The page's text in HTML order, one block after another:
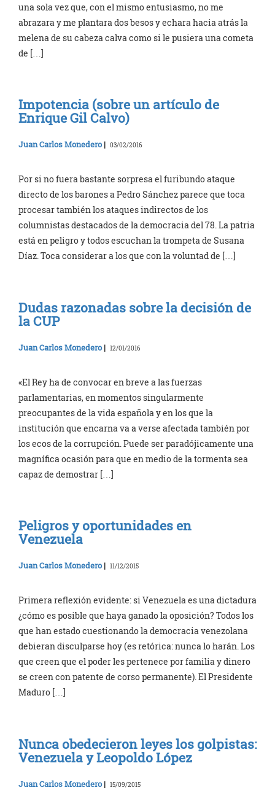
una sola vez que, con el mismo entusiasmo, no me
abrazara y me plantara dos besos y echara hacia atrás la
melena de su cabeza calva como si le pusiera una cometa
de […]
Impotencia (sobre un artículo de
Enrique Gil Calvo)
Juan Carlos Monedero| 03/02/2016
Por si no fuera bastante sorpresa el furibundo ataque
directo de los barones a Pedro Sánchez parece que toca
procesar también los ataques indirectos de los
columnistas destacados de la democracia del 78. La patria
está en peligro y todos escuchan la trompeta de Susana
Díaz. Toca considerar a los que con la voluntad de […]
Dudas razonadas sobre la decisión de
la CUP
Juan Carlos Monedero| 12/01/2016
«El Rey ha de convocar en breve a las fuerzas
parlamentarias, en momentos singularmente
preocupantes de la vida española y en los que la
institución que encarna va a verse afectada también por
los ecos de la corrupción. Puede ser paradójicamente una
magnífica ocasión para que en medio de la tormenta sea
capaz de demostrar […]
Peligros y oportunidades en
Venezuela
Juan Carlos Monedero| 11/12/2015
Primera reflexión evidente: si Venezuela es una dictadura
¿cómo es posible que haya ganado la oposición? Todos los
que han estado cuestionando la democracia venezolana
debieran disculparse hoy (es retórica: nunca lo harán. Los
que creen que el poder les pertenece por familia y dinero
se creen con patente de corso permanente). El Presidente
Maduro […]
Nunca obedecieron leyes los golpistas:
Venezuela y Leopoldo López
Juan Carlos Monedero| 15/09/2015